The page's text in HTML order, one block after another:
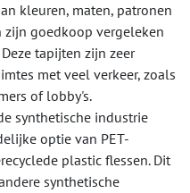
kleuren, maten, patronen
zijn goedkoop vergeleken
tapijten zijn zeer
met veel verkeer, zoals
of lobby's.
synthetische industrie
optie van PET-
plastic flessen. Dit
synthetische